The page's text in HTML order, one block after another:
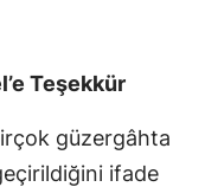
Teşekkür
güzergâhta
ifade